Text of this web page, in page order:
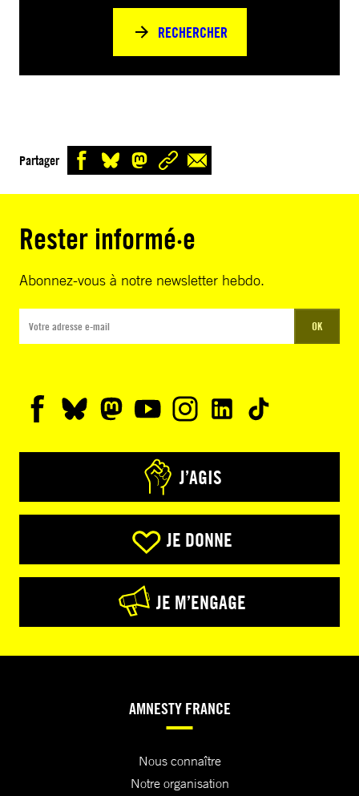
RECHERCHER
Partager
Rester informé·e
Abonnez-vous à notre newsletter hebdo.
OK
J’AGIS
JE DONNE
JE M’ENGAGE
AMNESTY FRANCE
Nous connaître
Notre organisation